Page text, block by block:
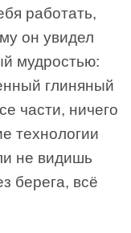
работать,
он увидел
мудростью:
глиняный
части, ничего
технологии
не видишь
берега, всё